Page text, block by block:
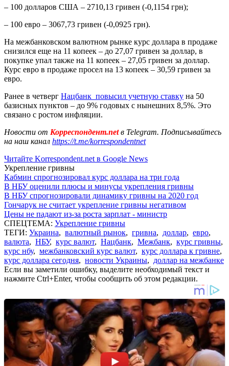
– 100 долларов США – 2710,13 гривен (-0,1154 грн);
– 100 евро – 3067,73 гривен (-0,0925 грн).
На межбанковском валютном рынке курс доллара в продаже
снизился еще на 11 копеек – до 27,07 гривен за доллар, в
покупке упал также на 11 копеек – 27,05 гривен за доллар.
Курс евро в продаже просел на 13 копеек – 30,59 гривен за
евро.
Ранее в четверг Нацбанк повысил учетную ставку на 50
базисных пунктов – до 9% годовых с нынешних 8,5%. Это
связано с ростом инфляции.
Новости от Корреспондент.netв Telegram. Подписывайтесь
на наш канал https://t.me/korrespondentnet
Читайте Korrespondent.net в Google News
Укрепление гривны
Кабмин спрогнозировал курс доллара на три года
В НБУ оценили плюсы и минусы укрепления гривны
В НБУ спрогнозировали динамику гривны на 2020 год
Гончарук не считает укрепление гривны негативом
Цены не падают из-за роста зарплат - министр
СПЕЦТЕМА: Укрепление гривны
ТЕГИ: Украина, валютный рынок, гривна, доллар, евро,
валюта, НБУ, курс валют, Нацбанк, Межбанк, курс гривны,
курс нбу, межбанковский курс валют, курс доллара к гривне,
курс доллара сегодня, новости Украины, доллар на межбанке
Если вы заметили ошибку, выделите необходимый текст и
нажмите Ctrl+Enter, чтобы сообщить об этом редакции.